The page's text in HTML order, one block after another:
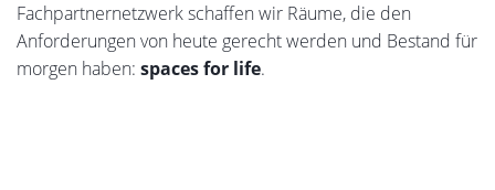
Fachpartnernetzwerk schaffen wir Räume, die den
Anforderungen von heute gerecht werden und Bestand für
morgen haben: spaces for life.